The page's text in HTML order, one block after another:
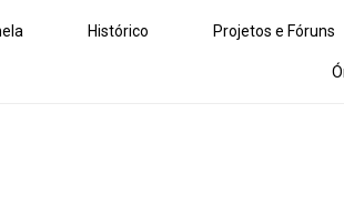
Histórico Projetos e Fóruns